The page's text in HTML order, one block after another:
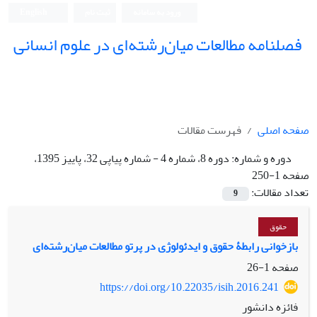
فصلنامه مطالعات میان‌رشته‌ای در علوم انسانی
صفحه اصلی
فهرست مقالات
دوره و شماره:
دوره 8، شماره 4 - شماره پیاپی 32، پاییز 1395،
صفحه 1-250
تعداد مقالات:
9
حقوق
بازخوانی رابطۀ حقوق و ایدئولوژی در پرتو مطالعات میان‌رشته‌ای
صفحه1-26
https://doi.org/10.22035/isih.2016.241
فائزه دانشور